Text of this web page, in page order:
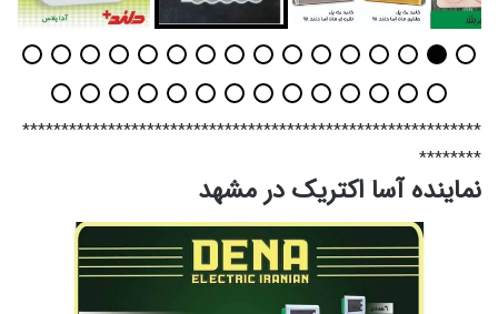
***********************************************************
********
نماینده آسا اکتریک در مشهد